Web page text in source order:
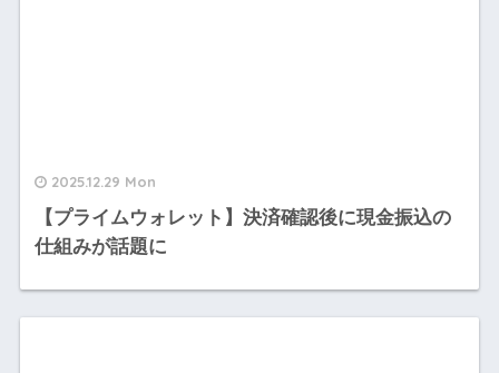
2025.12.29 Mon
【プライムウォレット】決済確認後に現金振込の
仕組みが話題に